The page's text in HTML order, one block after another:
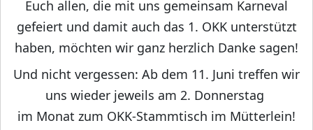
Euch allen, die mit uns gemeinsam Karneval
gefeiert und damit auch das 1. OKK unterstützt
haben, möchten wir ganz herzlich Danke sagen!
Und nicht vergessen: Ab dem 11. Juni treffen wir
uns wieder jeweils am 2. Donnerstag
im Monat zum OKK-Stammtisch im Mütterlein!